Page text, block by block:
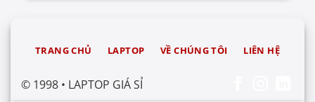
© 1998 • LAPTOP GIÁ SỈ
TRANG CHỦ LAPTOP VỀ CHÚNG TÔI LIÊN HỆ